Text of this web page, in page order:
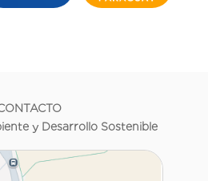
y Desarrollo Sostenible